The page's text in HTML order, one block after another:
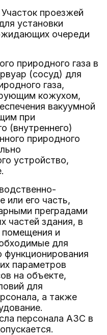
проезжей
установки
очереди
природного газа в
(сосуд) для
газа,
кожухом,
вакуумной
при
(внутреннего)
природного
устройство,
или его часть,
преградами
частей здания, в
и
для
функционирования
параметров
на объекте,
для
а также
персонала АЗС в